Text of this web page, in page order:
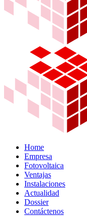
Home
Empresa
Fotovoltaica
Ventajas
Instalaciones
Actualidad
Dossier
Contáctenos